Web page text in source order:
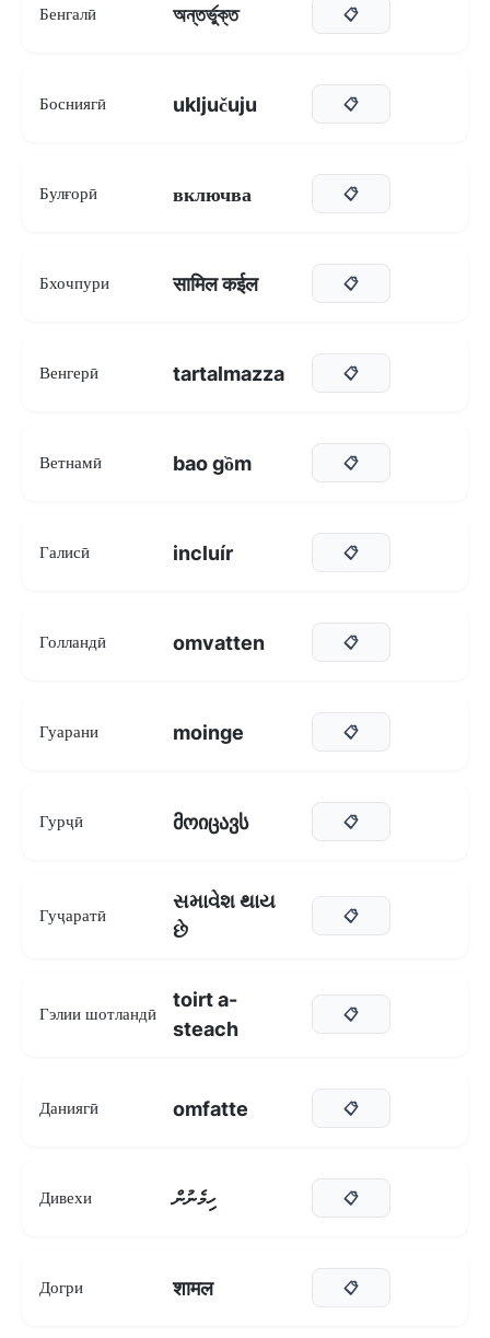
Бенгалӣ অন্তর্ভুক্ত 📋
Босниягӣ uključuju 📋
Булғорӣ включва 📋
Бхочпури सामिल कईल 📋
Венгерӣ tartalmazza 📋
Ветнамӣ bao gồm 📋
Галисӣ incluír 📋
Голландӣ omvatten 📋
Гуарани moinge 📋
Гурҷӣ მოიცავს 📋
Гуҷаратӣ
સમાવેશ થાય
છે
📋
Гэлии шотландӣ
toirt a-
steach
📋
Даниягӣ omfatte 📋
Дивехи ހިމެނުން 📋
Догри शामल 📋